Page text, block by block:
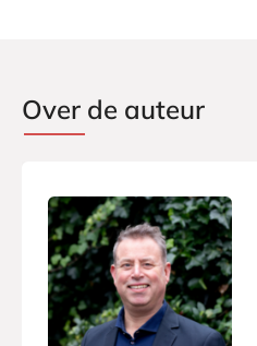
Over de auteur